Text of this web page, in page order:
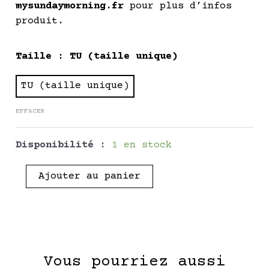
mysundaymorning.fr pour plus d’infos
produit.
Taille : TU (taille unique)
TU (taille unique)
EFFACER
Disponibilité : 1 en stock
quantité
ADORA
-
Pièce
Unique
Ajouter au panier
Vous pourriez aussi